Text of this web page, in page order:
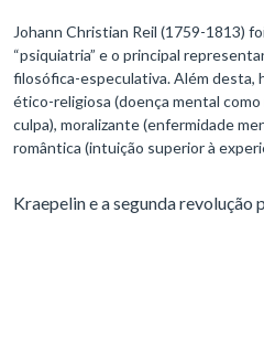
Johann Christian Reil (1759-1813)
“psiquiatria” e o principal
filosófica-especulativa. Além desta,
ético-religiosa (doença mental
culpa), moralizante (enfermidade
romântica (intuição superior à
Kraepelin e a segunda revolução